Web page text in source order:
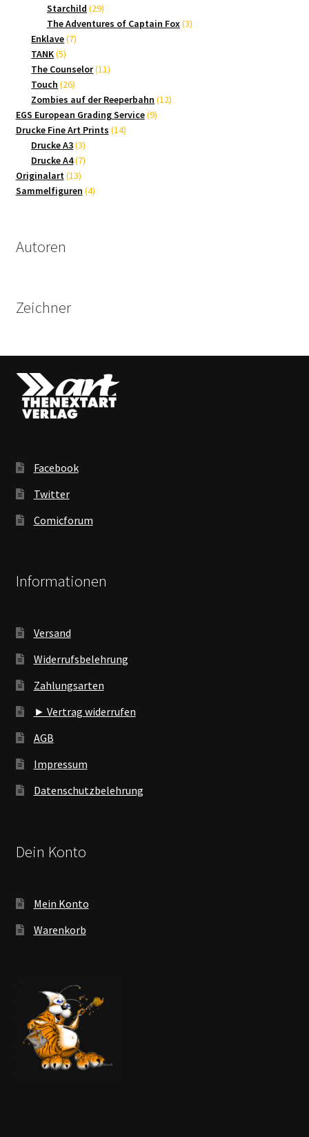
Produkte
Starchild 2929
Produkte
The Adventures of Captain Fox 33
Enklave 77
TANK 55
Produkte
The Counselor 1111
Touch 2626
Produkte
Zombies auf der Reeperbahn 1212
EGS European Grading Service 99
Drucke Fine Art Prints 1414
Drucke A3 33
Produkte
Drucke A4 77
Originalart 1313
Produkte
Sammelfiguren 44
Autoren
Zeichner
Facebook
Twitter
Comicforum
Informationen
Versand
Widerrufsbelehrung
Zahlungsarten
► Vertrag widerrufen
AGB
Impressum
Datenschutzbelehrung
Dein Konto
Mein Konto
Warenkorb